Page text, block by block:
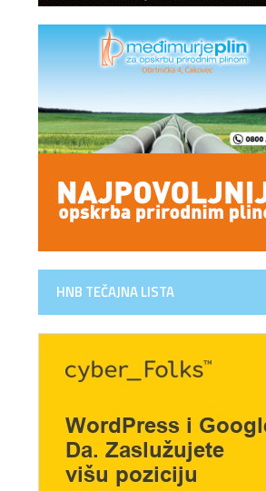
HNB TEČAJNA LISTA